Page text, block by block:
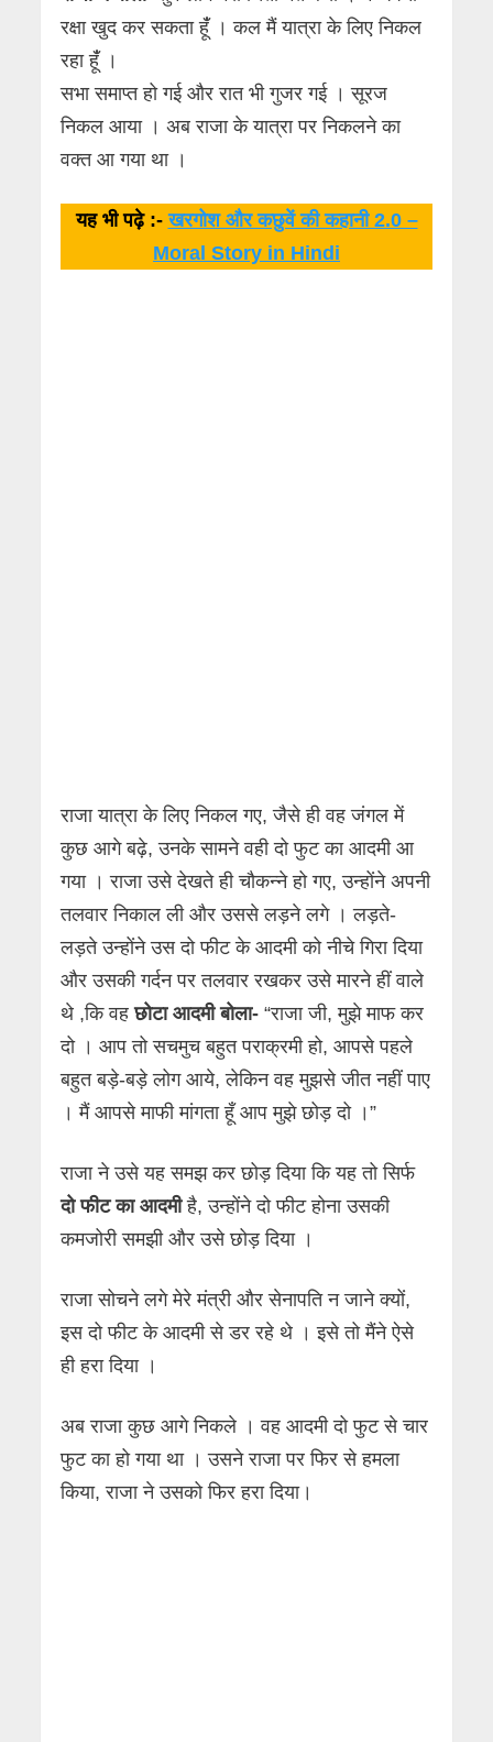
रक्षा खुद कर सकता हूंँ । कल मैं यात्रा के लिए निकल
रहा हूंँ ।
सभा समाप्त हो गई और रात भी गुजर गई । सूरज
निकल आया । अब राजा के यात्रा पर निकलने का
वक्त आ गया था ।
यह भी पढ़े :-खरगोश और कछुवें की कहानी 2.0 –
Moral Story in Hindi
राजा यात्रा के लिए निकल गए, जैसे ही वह जंगल में
कुछ आगे बढ़े, उनके सामने वही दो फुट का आदमी आ
गया । राजा उसे देखते ही चौकन्ने हो गए, उन्होंने अपनी
तलवार निकाल ली और उससे लड़ने लगे । लड़ते-
लड़ते उन्होंने उस दो फीट के आदमी को नीचे गिरा दिया
और उसकी गर्दन पर तलवार रखकर उसे मारने हीं वाले
थे ,कि वहछोटा आदमी बोला- “राजा जी, मुझे माफ कर
दो । आप तो सचमुच बहुत पराक्रमी हो, आपसे पहले
बहुत बड़े-बड़े लोग आये, लेकिन वह मुझसे जीत नहीं पाए
। मैं आपसे माफी मांगता हूँ आप मुझे छोड़ दो ।”
राजा ने उसे यह समझ कर छोड़ दिया कि यह तो सिर्फ
दो फीट का आदमीहै, उन्होंने दो फीट होना उसकी
कमजोरी समझी और उसे छोड़ दिया ।
राजा सोचने लगे मेरे मंत्री और सेनापति न जाने क्यों,
इस दो फीट के आदमी से डर रहे थे । इसे तो मैंने ऐसे
ही हरा दिया ।
अब राजा कुछ आगे निकले । वह आदमी दो फुट से चार
फुट का हो गया था । उसने राजा पर फिर से हमला
किया, राजा ने उसको फिर हरा दिया।